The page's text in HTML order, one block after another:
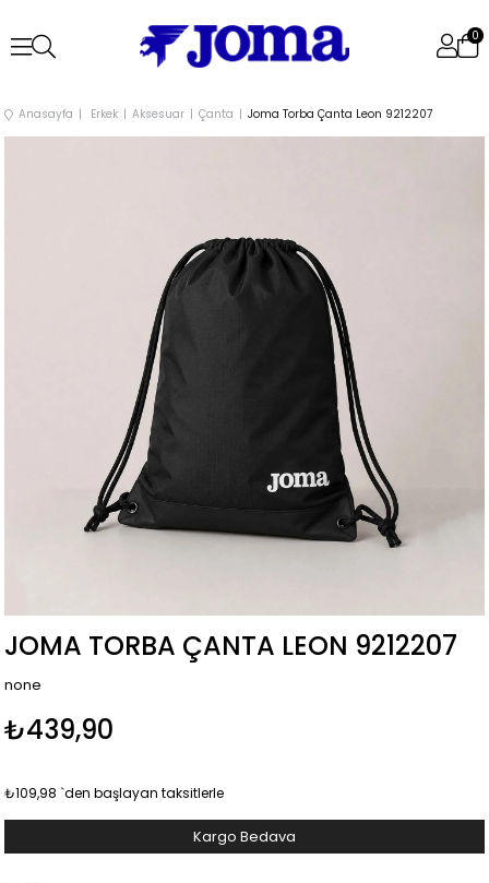
0
Anasayfa Erkek Aksesuar Çanta Joma Torba Çanta Leon 9212207
JOMA TORBA ÇANTA LEON 9212207
none
₺439,90
₺109,98 `den başlayan taksitlerle
Kargo Bedava